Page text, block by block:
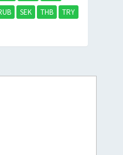
SEK THB
TRY